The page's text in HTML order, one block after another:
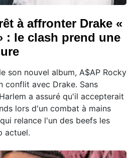
à affronter Drake «
: le clash prend une
son nouvel album, A$AP Rocky
conflit avec Drake. Sans
a assuré qu'il accepterait
lors d'un combat à mains
relance l'un des beefs les
actuel.